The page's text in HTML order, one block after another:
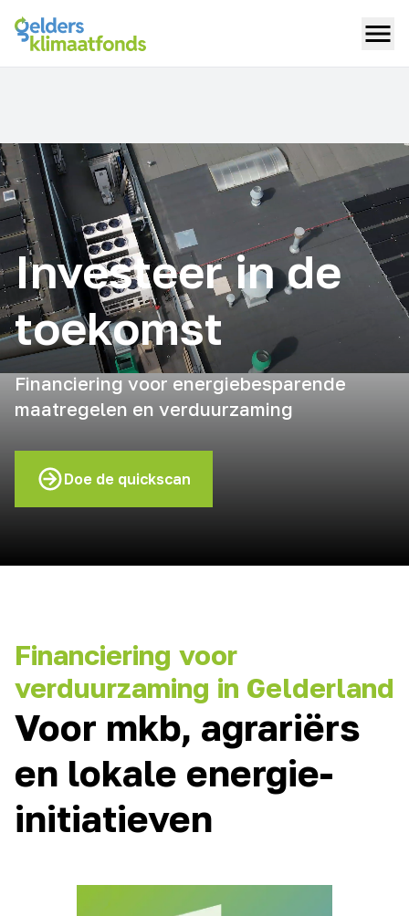
Investeer in de
toekomst
Financiering voor energiebesparende
maatregelen en verduurzaming
Doe de quickscan
Financiering voor
verduurzaming in Gelderland
Voor mkb, agrariërs
en lokale energie-
initiatieven